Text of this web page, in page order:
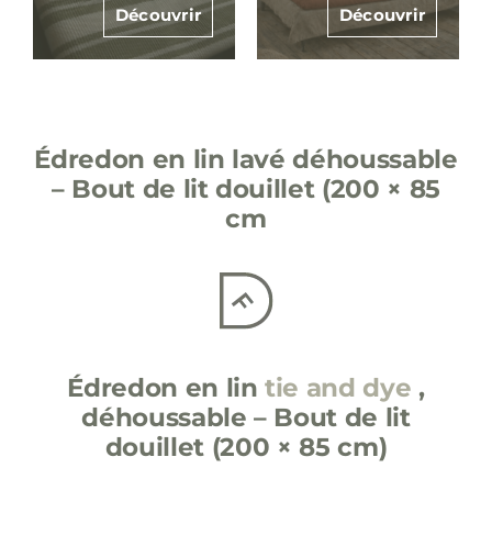
Découvrir Découvrir
Édredon en lin lavé déhoussable
– Bout de lit douillet (200 × 85
cm
Édredon en lintie and dye ,
déhoussable – Bout de lit
douillet (200 × 85 cm)